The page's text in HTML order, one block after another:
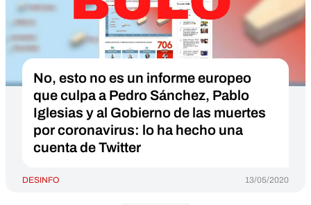
No, esto no es un informe europeo
que culpa a Pedro Sánchez, Pablo
Iglesias y al Gobierno de las muertes
por coronavirus: lo ha hecho una
cuenta de Twitter
DESINFO 13/05/2020